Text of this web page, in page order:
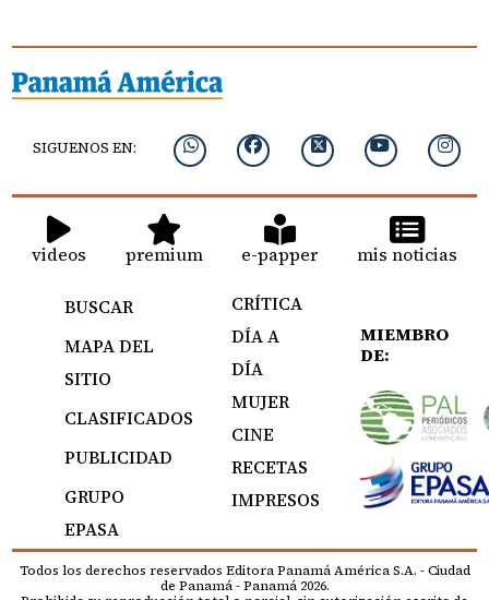
SIGUENOS EN:
videos premium e-papper mis noticias
BUSCAR
MAPA DEL
SITIO
CLASIFICADOS
PUBLICIDAD
GRUPO
EPASA
CRÍTICA
DÍA A
DÍA
MUJER
CINE
RECETAS
IMPRESOS
MIEMBRO
DE:
Todos los derechos reservados Editora Panamá América S.A. - Ciudad
de Panamá - Panamá 2026.